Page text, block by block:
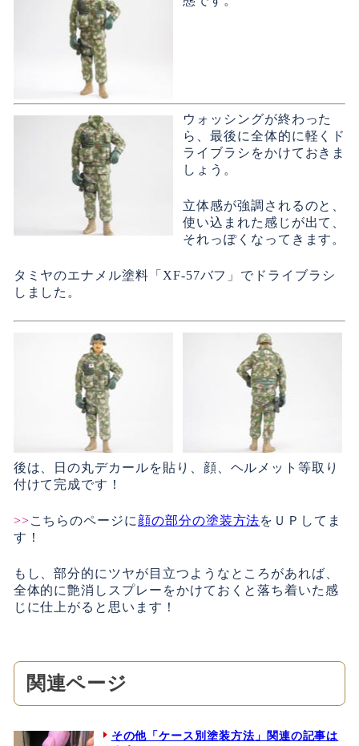
ウォッシングが終わった
ら、最後に全体的に軽くド
ライブラシをかけておきま
しょう。
立体感が強調されるのと、
使い込まれた感じが出て、
それっぽくなってきます。
タミヤのエナメル塗料「XF-57バフ」でドライブラシ
しました。
後は、日の丸デカールを貼り、顔、ヘルメット等取り
付けて完成です！
>>こちらのページに 顔の部分の塗装方法をＵＰしてま
す！
もし、部分的にツヤが目立つようなところがあれば、
全体的に艶消しスプレーをかけておくと落ち着いた感
じに仕上がると思います！
関連ページ
その他「ケース別塗装方法」関連の記事は